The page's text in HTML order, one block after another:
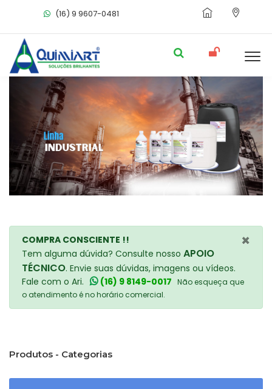
(16) 9 9607-0481
×
COMPRA CONSCIENTE !!
Tem alguma dúvida? Consulte nosso APOIO
TÉCNICO. Envie suas dúvidas, imagens ou vídeos.
Fale com o Ari.
(16) 9 8149-0017 Não esqueça que
o atendimento é no horário comercial.
Produtos - Categorias